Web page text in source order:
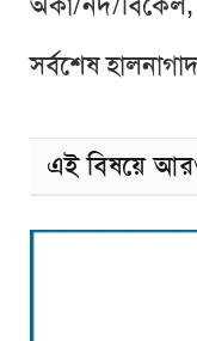
সর্বশেষ
এই বিষয়ে